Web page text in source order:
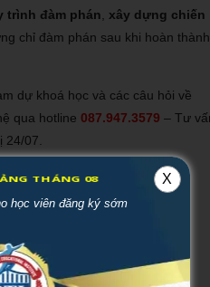
trình đàm phán
xây dựng chiến
chỉ đàm phán sau khi hoàn thành
dự khoá học và các câu hỏi về
qua hotline 087.947.3579 – Tư
24/07.
4.8/5 - (43 bình chọn)
X
THÁNG 08
học viên đăng ký sớm